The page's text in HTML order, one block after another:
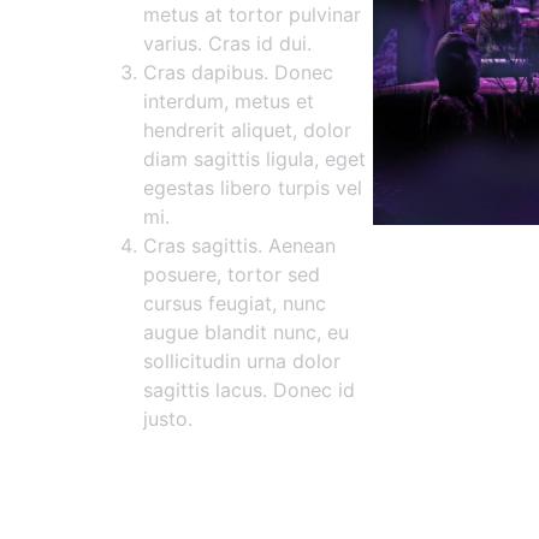
metus at tortor pulvinar
varius. Cras id dui.
Cras dapibus. Donec
interdum, metus et
hendrerit aliquet, dolor
diam sagittis ligula, eget
egestas libero turpis vel
mi.
Cras sagittis. Aenean
posuere, tortor sed
cursus feugiat, nunc
augue blandit nunc, eu
sollicitudin urna dolor
sagittis lacus. Donec id
justo.